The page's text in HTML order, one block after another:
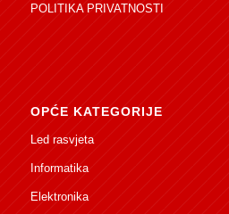
POLITIKA PRIVATNOSTI
OPĆE KATEGORIJE
Led rasvjeta
Informatika
Elektronika